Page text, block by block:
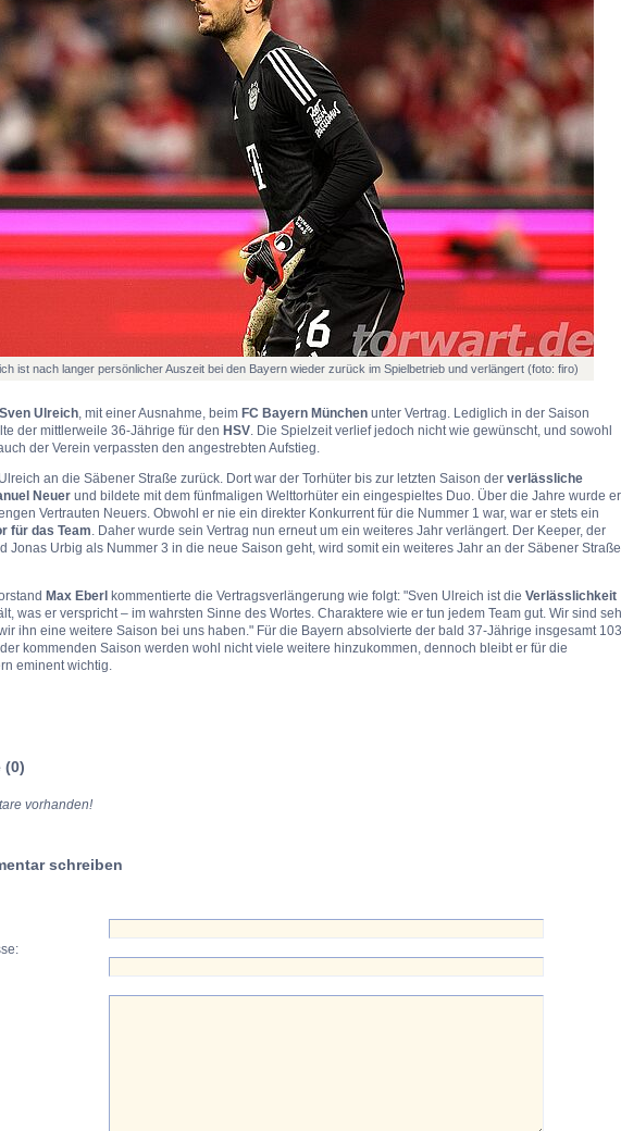
ist nach langer persönlicher Auszeit bei den Bayern wieder zurück im Spielbetrieb und verlängert (foto: firo)
Sven Ulreich, mit einer Ausnahme, beim FC Bayern München unter Vertrag. Lediglich in der Saison
der mittlerweile 36-Jährige für den HSV. Die Spielzeit verlief jedoch nicht wie gewünscht, und sowohl
der Verein verpassten den angestrebten Aufstieg.
an die Säbener Straße zurück. Dort war der Torhüter bis zur letzten Saison der verlässliche
Neuer und bildete mit dem fünfmaligen Welttorhüter ein eingespieltes Duo. Über die Jahre wurde er
Vertrauten Neuers. Obwohl er nie ein direkter Konkurrent für die Nummer 1 war, war er stets ein
für das Team. Daher wurde sein Vertrag nun erneut um ein weiteres Jahr verlängert. Der Keeper, der
Jonas Urbig als Nummer 3 in die neue Saison geht, wird somit ein weiteres Jahr an der Säbener Straße
Max Eberl kommentierte die Vertragsverlängerung wie folgt: "Sven Ulreich ist die Verlässlichkeit
was er verspricht – im wahrsten Sinne des Wortes. Charaktere wie er tun jedem Team gut. Wir sind
ihn eine weitere Saison bei uns haben." Für die Bayern absolvierte der bald 37-Jährige insgesamt 103
kommenden Saison werden wohl nicht viele weitere hinzukommen, dennoch bleibt er für die
eminent wichtig.
(0)
vorhanden!
schreiben